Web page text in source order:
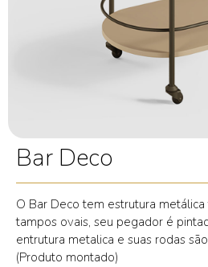
Bar Deco
O Bar Deco tem estrutura
tampos ovais, seu pegador é
entrutura metalica e suas rodas
(Produto montado)